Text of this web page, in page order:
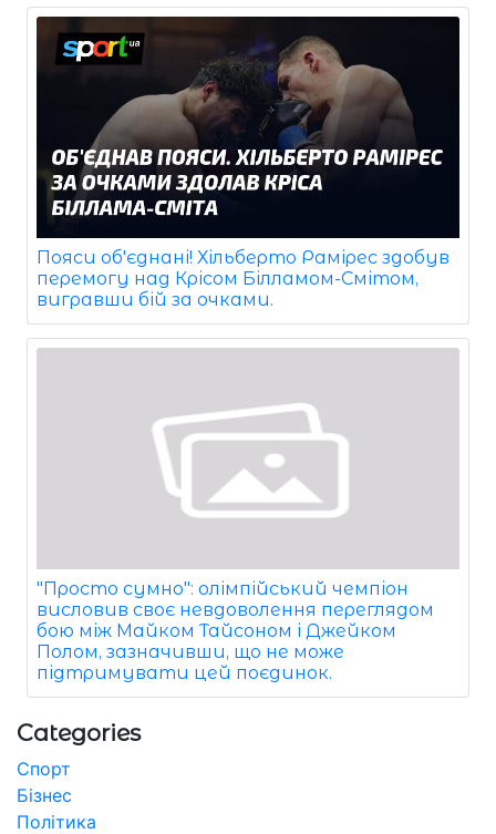
Пояси об'єднані! Хільберто Рамірес здобув
перемогу над Крісом Білламом-Смітом,
вигравши бій за очками.
"Просто сумно": олімпійський чемпіон
висловив своє невдоволення переглядом
бою між Майком Тайсоном і Джейком
Полом, зазначивши, що не може
підтримувати цей поєдинок.
Categories
Спорт
Бізнес
Політика